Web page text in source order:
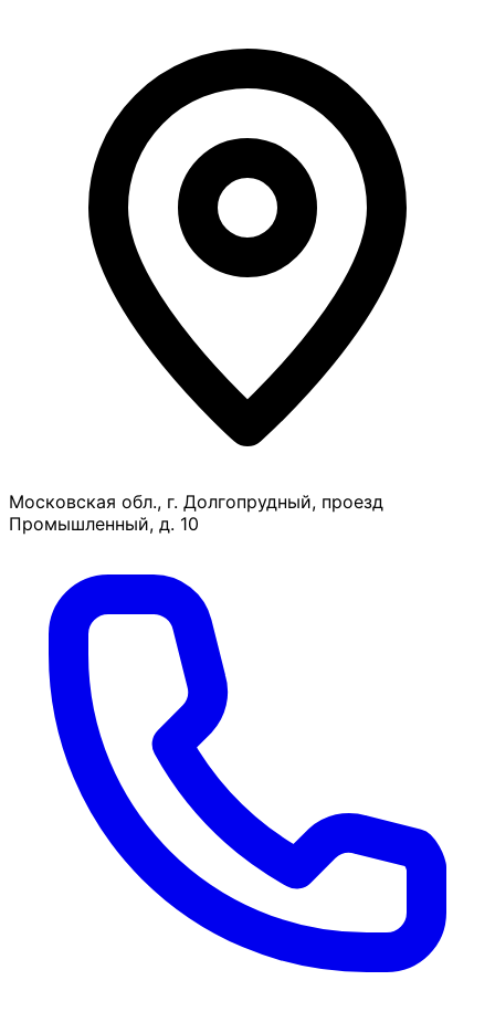
Московская обл., г. Долгопрудный, проезд
Промышленный, д. 10